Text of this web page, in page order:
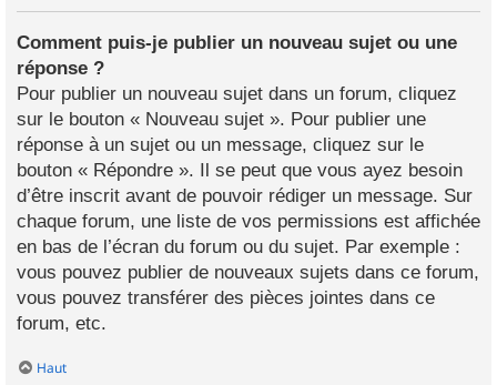
Comment puis-je publier un nouveau sujet ou une
réponse ?
Pour publier un nouveau sujet dans un forum, cliquez
sur le bouton « Nouveau sujet ». Pour publier une
réponse à un sujet ou un message, cliquez sur le
bouton « Répondre ». Il se peut que vous ayez besoin
d’être inscrit avant de pouvoir rédiger un message. Sur
chaque forum, une liste de vos permissions est affichée
en bas de l’écran du forum ou du sujet. Par exemple :
vous pouvez publier de nouveaux sujets dans ce forum,
vous pouvez transférer des pièces jointes dans ce
forum, etc.
Haut